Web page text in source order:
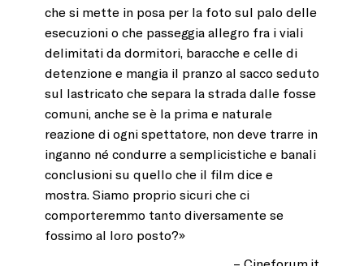
che si mette in posa per la foto sul palo delle
esecuzioni o che passeggia allegro fra i viali
delimitati da dormitori, baracche e celle di
detenzione e mangia il pranzo al sacco seduto
sul lastricato che separa la strada dalle fosse
comuni, anche se è la prima e naturale
reazione di ogni spettatore, non deve trarre in
inganno né condurre a semplicistiche e banali
conclusioni su quello che il film dice e
mostra. Siamo proprio sicuri che ci
comporteremmo tanto diversamente se
fossimo al loro posto?»